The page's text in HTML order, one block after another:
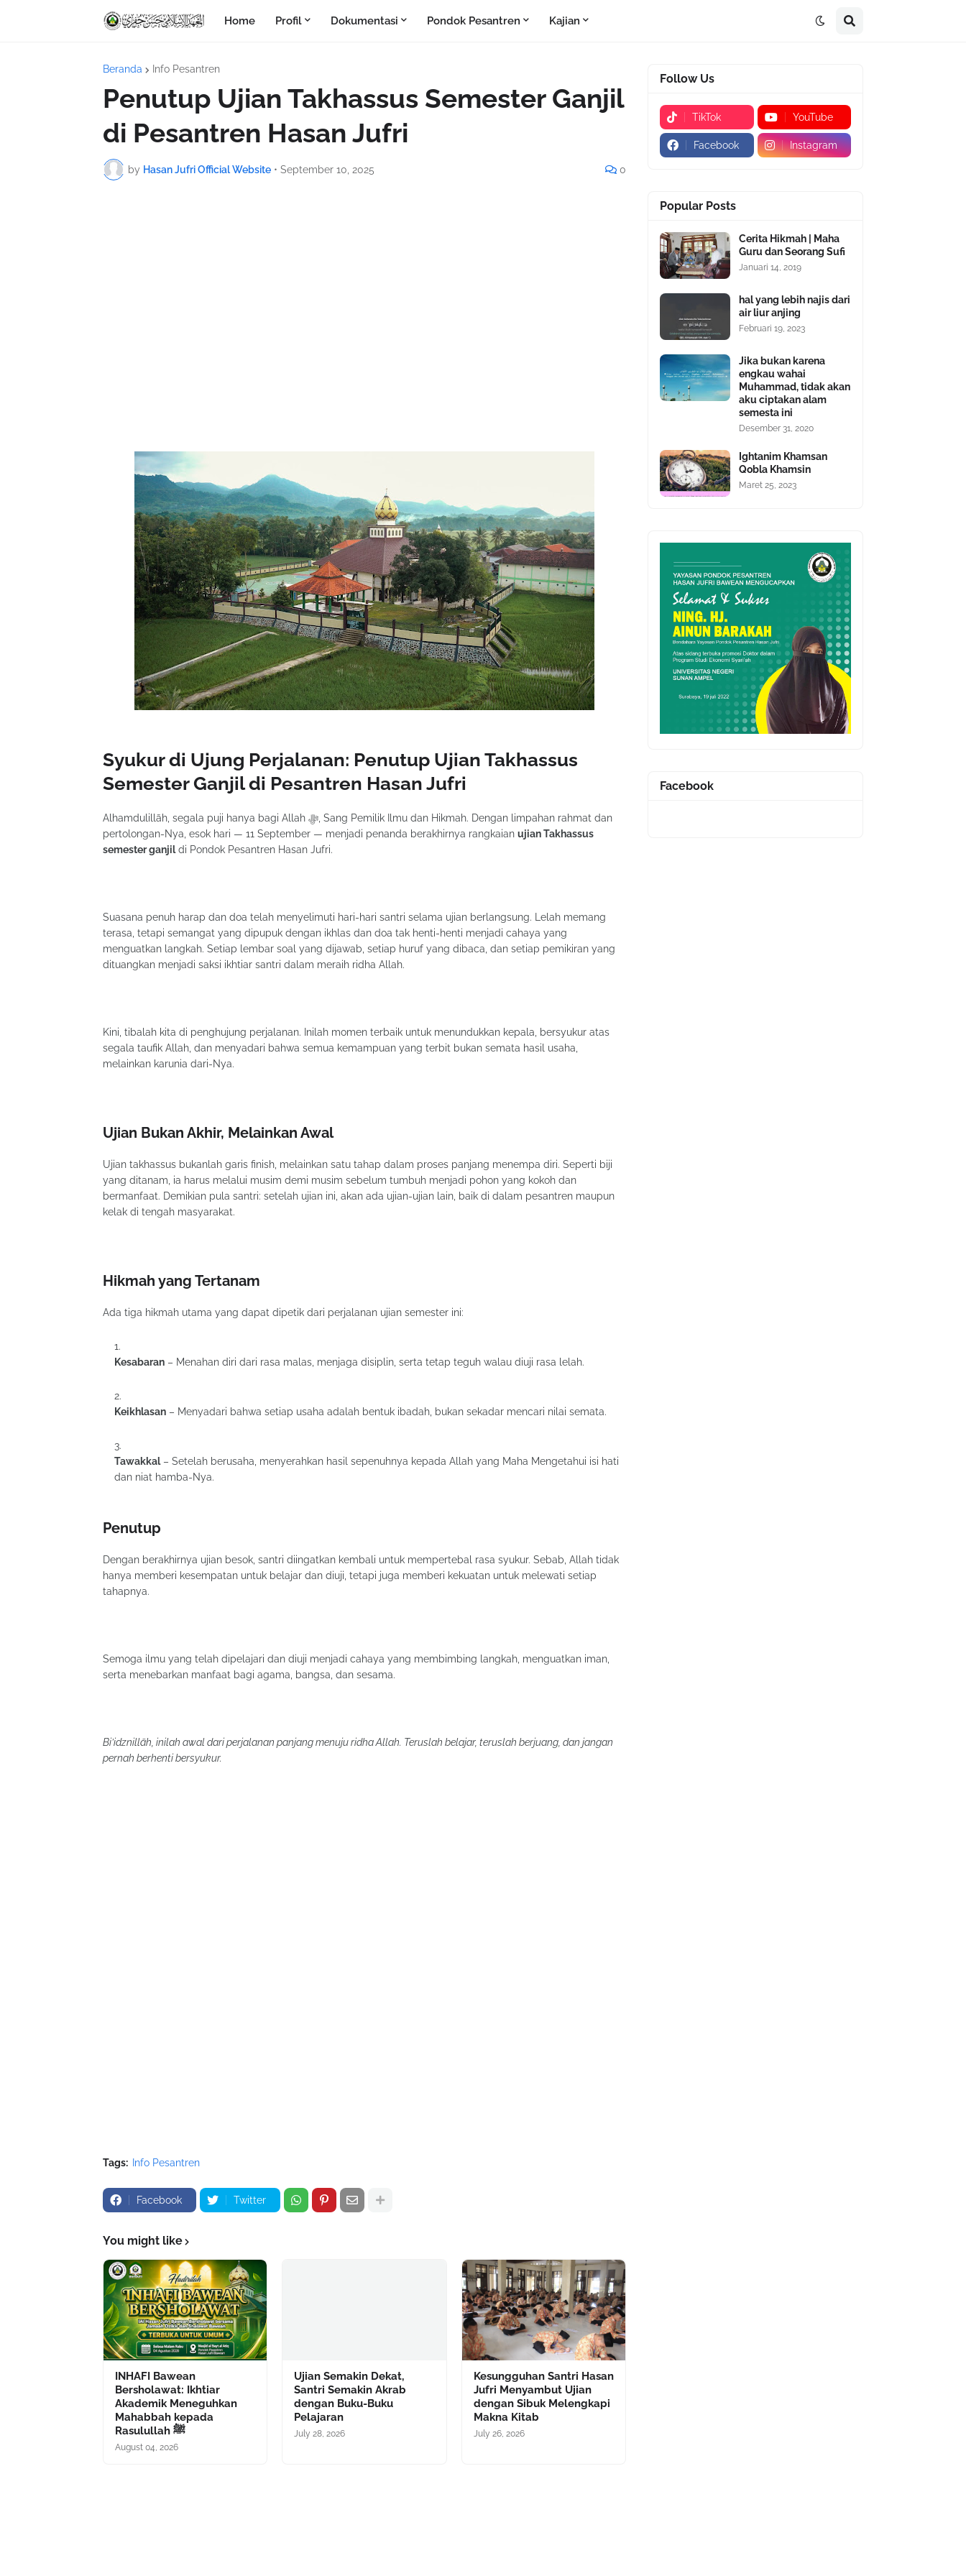
Home Profil Dokumentasi Pondok Pesantren Kajian
Beranda Info Pesantren
Penutup Ujian Takhassus Semester Ganjil
di Pesantren Hasan Jufri
by Hasan Jufri Official Website • September 10, 2025 0
Syukur di Ujung Perjalanan: Penutup Ujian Takhassus
Semester Ganjil di Pesantren Hasan Jufri
Alhamdulillāh, segala puji hanya bagi Allah ﷻ, Sang Pemilik Ilmu dan Hikmah. Dengan limpahan rahmat dan
pertolongan-Nya, esok hari — 11 September — menjadi penanda berakhirnya rangkaian ujian Takhassus
semester ganjildi Pondok Pesantren Hasan Jufri.
Suasana penuh harap dan doa telah menyelimuti hari-hari santri selama ujian berlangsung. Lelah memang
terasa, tetapi semangat yang dipupuk dengan ikhlas dan doa tak henti-henti menjadi cahaya yang
menguatkan langkah. Setiap lembar soal yang dijawab, setiap huruf yang dibaca, dan setiap pemikiran yang
dituangkan menjadi saksi ikhtiar santri dalam meraih ridha Allah.
Kini, tibalah kita di penghujung perjalanan. Inilah momen terbaik untuk menundukkan kepala, bersyukur atas
segala taufik Allah, dan menyadari bahwa semua kemampuan yang terbit bukan semata hasil usaha,
melainkan karunia dari-Nya.
Ujian Bukan Akhir, Melainkan Awal
Ujian takhassus bukanlah garis finish, melainkan satu tahap dalam proses panjang menempa diri. Seperti biji
yang ditanam, ia harus melalui musim demi musim sebelum tumbuh menjadi pohon yang kokoh dan
bermanfaat. Demikian pula santri: setelah ujian ini, akan ada ujian-ujian lain, baik di dalam pesantren maupun
kelak di tengah masyarakat.
Hikmah yang Tertanam
Ada tiga hikmah utama yang dapat dipetik dari perjalanan ujian semester ini:
Kesabaran – Menahan diri dari rasa malas, menjaga disiplin, serta tetap teguh walau diuji rasa lelah.
Keikhlasan – Menyadari bahwa setiap usaha adalah bentuk ibadah, bukan sekadar mencari nilai semata.
Tawakkal– Setelah berusaha, menyerahkan hasil sepenuhnya kepada Allah yang Maha Mengetahui isi hati
dan niat hamba-Nya.
Penutup
Dengan berakhirnya ujian besok, santri diingatkan kembali untuk mempertebal rasa syukur. Sebab, Allah tidak
hanya memberi kesempatan untuk belajar dan diuji, tetapi juga memberi kekuatan untuk melewati setiap
tahapnya.
Semoga ilmu yang telah dipelajari dan diuji menjadi cahaya yang membimbing langkah, menguatkan iman,
serta menebarkan manfaat bagi agama, bangsa, dan sesama.
Bi’idznillāh, inilah awal dari perjalanan panjang menuju ridha Allah. Teruslah belajar, teruslah berjuang, dan jangan
pernah berhenti bersyukur.
Tags: Info Pesantren
Facebook Twitter
You might like
INHAFI Bawean
Bersholawat: Ikhtiar
Akademik Meneguhkan
Mahabbah kepada
Rasulullah ﷺ
August 04, 2026
Ujian Semakin Dekat,
Santri Semakin Akrab
dengan Buku-Buku
Pelajaran
July 28, 2026
Kesungguhan Santri Hasan
Jufri Menyambut Ujian
dengan Sibuk Melengkapi
Makna Kitab
July 26, 2026
Follow Us
TikTok YouTube
Facebook Instagram
Popular Posts
Cerita Hikmah | Maha
Guru dan Seorang Sufi
Januari 14, 2019
hal yang lebih najis dari
air liur anjing
Februari 19, 2023
Jika bukan karena
engkau wahai
Muhammad, tidak akan
aku ciptakan alam
semesta ini
Desember 31, 2020
Ightanim Khamsan
Qobla Khamsin
Maret 25, 2023
Facebook